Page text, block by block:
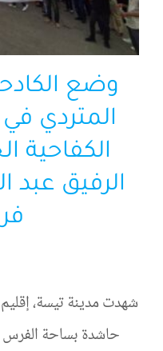
وضع
المتردي
الكفاحية
الرفيق عبد
شهدت مدينة تيسة،